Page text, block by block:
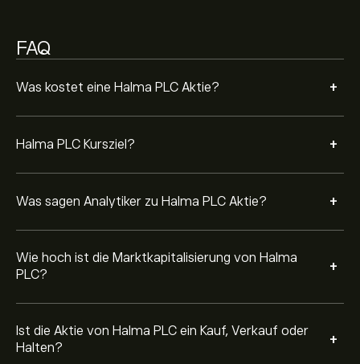
FAQ
Was kostet eine Halma PLC Aktie? +
Halma PLC Kursziel? +
Was sagen Analytiker zu Halma PLC Aktie? +
Wie hoch ist die Marktkapitalisierung von Halma
PLC?
+
Ist die Aktie von Halma PLC ein Kauf, Verkauf oder
Halten?
+
Konsens: Halten.